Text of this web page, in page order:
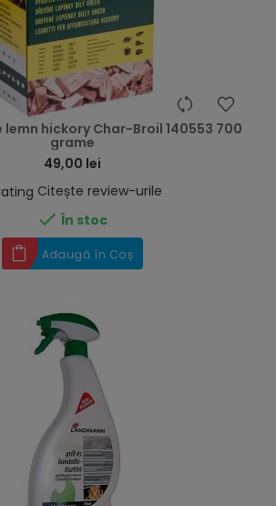
hickory Char-Broil 140553 700
grame
49,00 lei
Citește review-urile
 În stoc
Adaugă în Coș